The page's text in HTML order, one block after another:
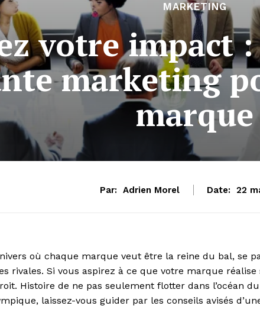
MARKETING
votre impact :
marketing
marque
Par: Adrien Morel Date: 22
où chaque marque veut être la reine du bal, se
rivales. Si vous aspirez à ce que votre marque réalise
Histoire de ne pas seulement flotter dans l’océan
laissez-vous guider par les conseils avisés